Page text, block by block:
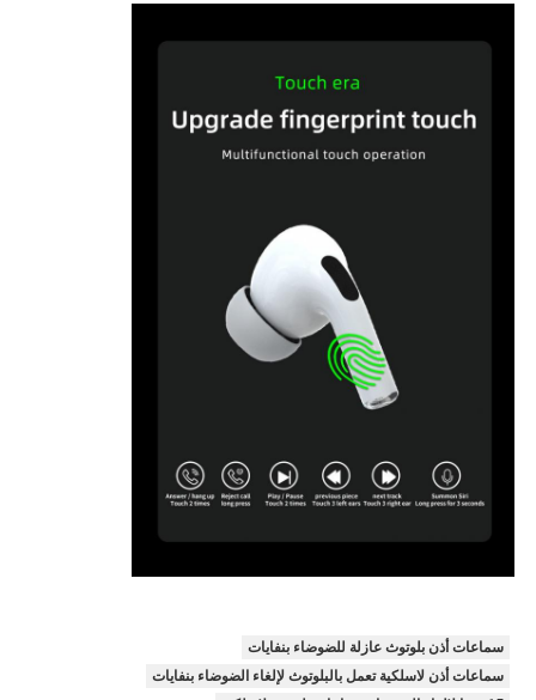
سماعات أذن بلوتوث عازلة للضوضاء بنفايات
سماعات أذن لاسلكية تعمل بالبلوتوث لإلغاء الضوضاء بنفايات